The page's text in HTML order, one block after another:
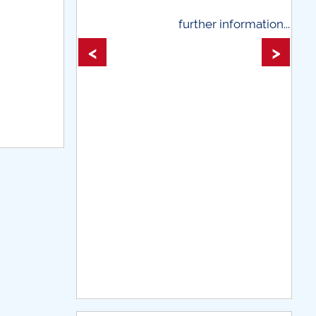
further information...
< >